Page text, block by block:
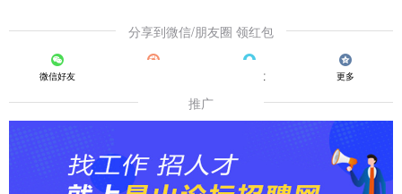
分享到微信/朋友圈 领红包
微信好友 QQ好友 更多
推广